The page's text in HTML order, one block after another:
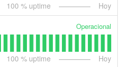
100 % uptime Hoy
Operacional
100 % uptime Hoy